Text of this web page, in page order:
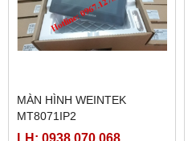
MÀN HÌNH WEINTEK
MT8071IP2
LH: 0938.070.068